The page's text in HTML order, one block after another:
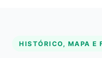
HISTÓRICO, MAPA E